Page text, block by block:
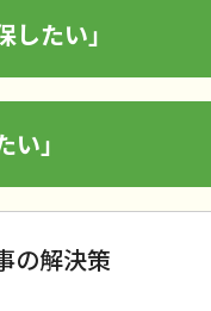
たい」
」
の解決策